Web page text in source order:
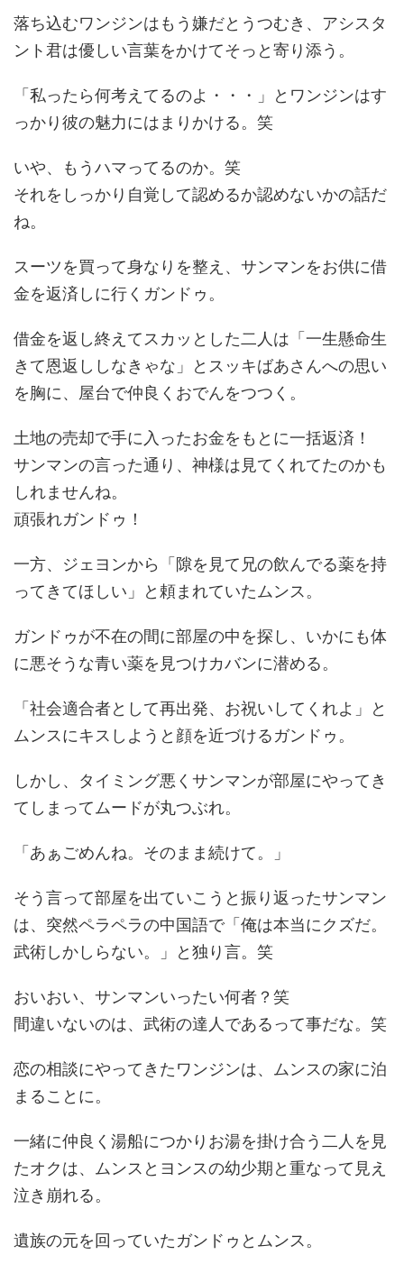
落ち込むワンジンはもう嫌だとうつむき、アシスタ
ント君は優しい言葉をかけてそっと寄り添う。
「私ったら何考えてるのよ・・・」とワンジンはす
っかり彼の魅力にはまりかける。笑
いや、もうハマってるのか。笑
それをしっかり自覚して認めるか認めないかの話だ
ね。
スーツを買って身なりを整え、サンマンをお供に借
金を返済しに行くガンドゥ。
借金を返し終えてスカッとした二人は「一生懸命生
きて恩返ししなきゃな」とスッキばあさんへの思い
を胸に、屋台で仲良くおでんをつつく。
土地の売却で手に入ったお金をもとに一括返済！
サンマンの言った通り、神様は見てくれてたのかも
しれませんね。
頑張れガンドゥ！
一方、ジェヨンから「隙を見て兄の飲んでる薬を持
ってきてほしい」と頼まれていたムンス。
ガンドゥが不在の間に部屋の中を探し、いかにも体
に悪そうな青い薬を見つけカバンに潜める。
「社会適合者として再出発、お祝いしてくれよ」と
ムンスにキスしようと顔を近づけるガンドゥ。
しかし、タイミング悪くサンマンが部屋にやってき
てしまってムードが丸つぶれ。
「あぁごめんね。そのまま続けて。」
そう言って部屋を出ていこうと振り返ったサンマン
は、突然ペラペラの中国語で「俺は本当にクズだ。
武術しかしらない。」と独り言。笑
おいおい、サンマンいったい何者？笑
間違いないのは、武術の達人であるって事だな。笑
恋の相談にやってきたワンジンは、ムンスの家に泊
まることに。
一緒に仲良く湯船につかりお湯を掛け合う二人を見
たオクは、ムンスとヨンスの幼少期と重なって見え
泣き崩れる。
遺族の元を回っていたガンドゥとムンス。